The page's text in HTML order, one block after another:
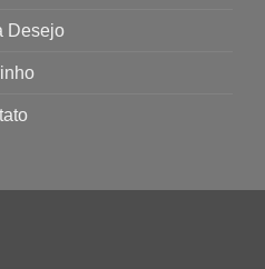
Desejo